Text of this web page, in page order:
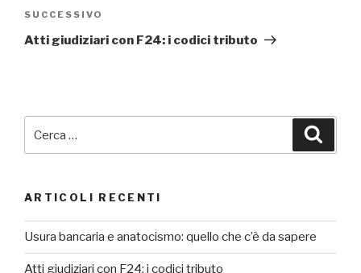
articoli
Articolo
successivo
SUCCESSIVO
Atti giudiziari con F24: i codici tributo
ARTICOLI RECENTI
Usura bancaria e anatocismo: quello che c’è da sapere
Atti giudiziari con F24: i codici tributo